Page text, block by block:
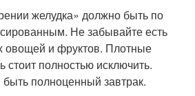
желудка» должно быть по
Не забывайте есть
овощей и фруктов. Плотные
полностью исключить.
полноценный завтрак.